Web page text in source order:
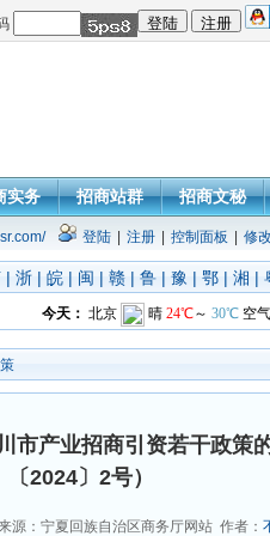
实务 招商站群 招商文秘
登陆 注册 控制面板 修
| 浙 | 皖 | 闽 | 赣 | 鲁 | 豫 | 鄂 | 湘 |
市产业招商引资若干政策
〔2024〕2号）
源：宁夏回族自治区商务厅网站 作者：